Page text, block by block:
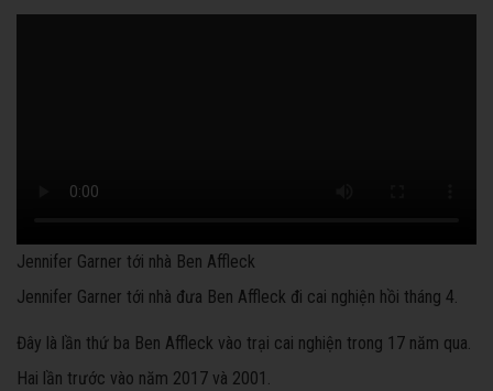
Jennifer Garner tới nhà Ben Affleck
Jennifer Garner tới nhà đưa Ben Affleck đi cai nghiện hồi tháng 4.
Đây là lần thứ ba Ben Affleck vào trại cai nghiện trong 17 năm qua.
Hai lần trước vào năm 2017 và 2001.